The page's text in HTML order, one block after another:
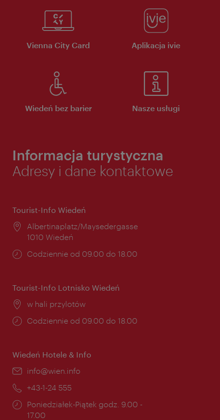
Vienna City Card Aplikacja ivie
Wiedeń bez barier Nasze usługi
Informacja turystyczna
Adresy i dane kontaktowe
Tourist-Info Wiedeń
Miejsce:
Albertinaplatz/Maysedergasse
1010 Wiedeń
Godziny
Codziennie od 09.00 do 18.00
Tourist-Info Lotnisko Wiedeń
Miejsce:
w hali przylotów
Godziny
Codziennie od 09.00 do 18.00
Wiedeń Hotele & Info
E-
info@wien.info
Telefon:
+43-1-24 555
Godziny
otwarcia:
Poniedziałek-Piątek godz. 9.00 -
17.00